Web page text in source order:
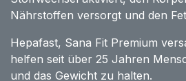
Nährstoffen versorgt und den
Hepafast, Sana Fit Premium
helfen seit über 25 Jahren
und das Gewicht zu halten.